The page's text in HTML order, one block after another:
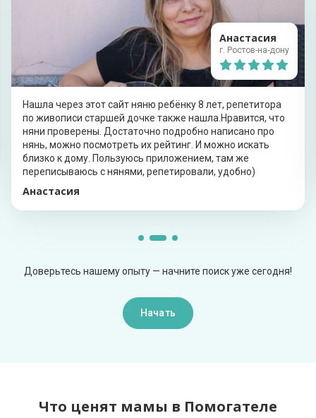
Анастасия
г. Ростов-на-дону
Нашла через этот сайт няню ребёнку 8 лет, репетитора
по живописи старшей дочке также нашла.Нравится, что
няни проверены. Достаточно подробно написано про
нянь, можно посмотреть их рейтинг. И можно искать
близко к дому. Пользуюсь приложением, там же
переписываюсь с нянями, репетировали, удобно)
Анастасия
Доверьтесь нашему опыту — начните поиск уже сегодня!
Начать
Что ценят мамы в Помогателе